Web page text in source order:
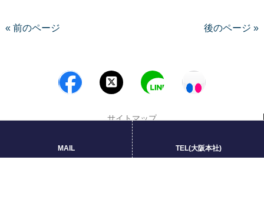
« 前のページ 後のページ »
サイトマップ
プライバシーポリシー
Copyright © 2026 柴屋株式会社 All rights Reserved.
MAIL TEL(大阪本社)